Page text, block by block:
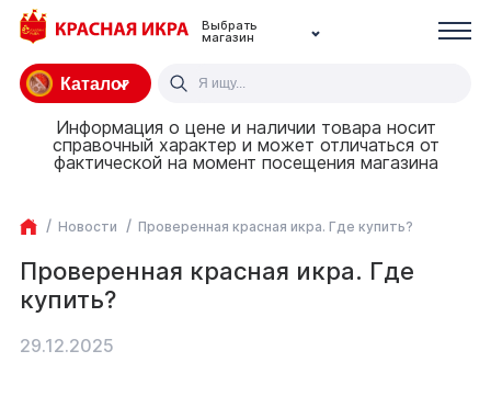
Выбрать
магазин
Каталог
Информация о цене и наличии товара носит
справочный характер и может отличаться от
фактической на момент посещения магазина
Новости Проверенная красная икра. Где купить?
Проверенная красная икра. Где
купить?
29.12.2025